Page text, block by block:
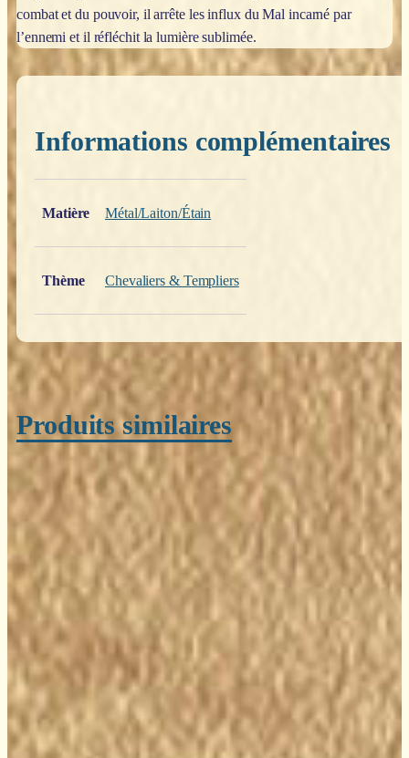
combat et du pouvoir, il arrête les influx du Mal incarné par
l’ennemi et il réfléchit la lumière sublimée.
Informations complémentaires
Matière
Métal/Laiton/Étain
Thème Chevaliers & Templiers
Produits similaires